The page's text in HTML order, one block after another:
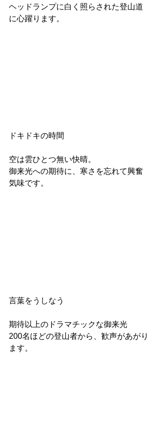
ヘッドランプに白く照らされた登山道
に心躍ります。
ドキドキの時間
空は雲ひとつ無い快晴。
御来光への期待に、寒さを忘れて興奮
気味です。
言葉をうしなう
期待以上のドラマチックな御来光
200名ほどの登山者から、歓声があがり
ます。